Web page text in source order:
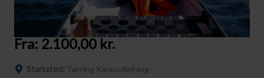
Fra: 2.100,00 kr.
Startsted: Tørring Kanoudlejning